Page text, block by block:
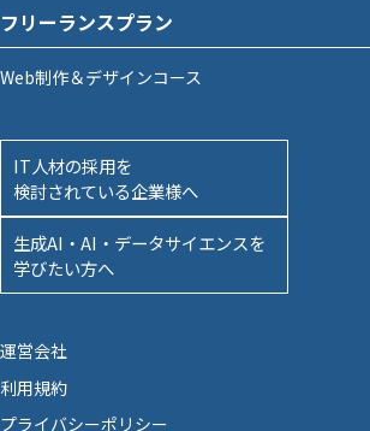
フリーランスプラン
Web制作＆デザインコース
IT人材の採用を
検討されている企業様へ
生成AI・AI・データサイエンスを
学びたい方へ
運営会社
利用規約
プライバシーポリシー